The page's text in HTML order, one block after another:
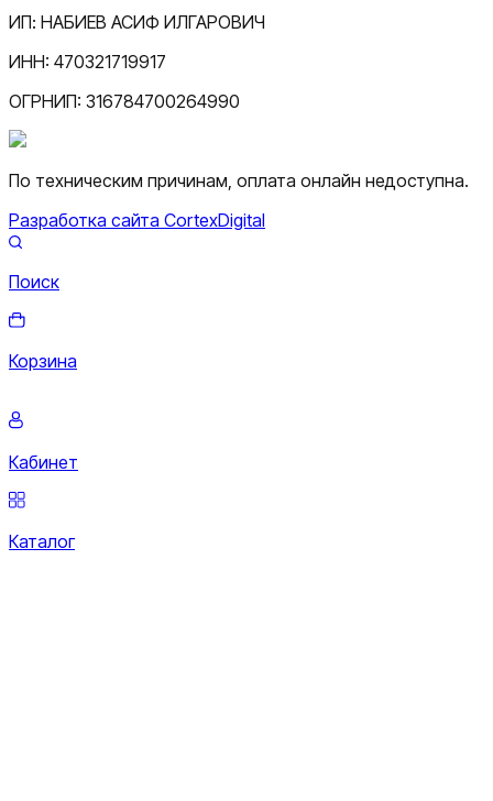
ИП: НАБИЕВ АСИФ ИЛГАРОВИЧ
ИНН: 470321719917
ОГРНИП: 316784700264990
По техническим причинам, оплата онлайн недоступна.
Разработка сайта CortexDigital
Поиск
Корзина
Кабинет
Каталог